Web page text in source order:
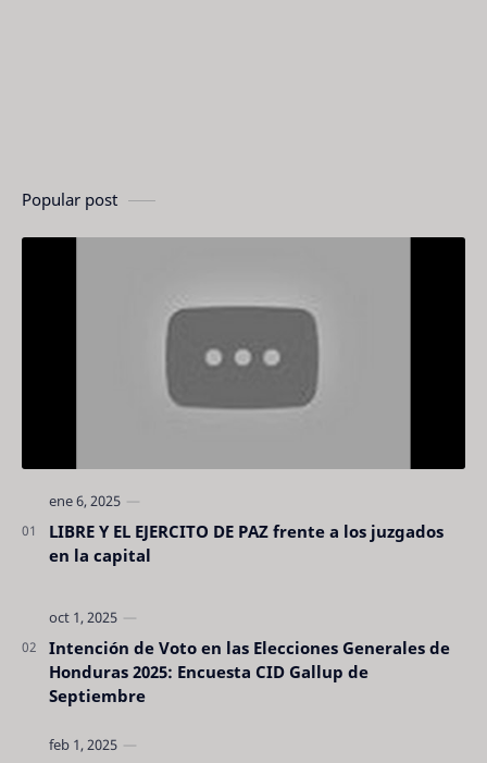
Popular post
LIBRE Y EL EJERCITO DE PAZ frente a los juzgados
en la capital
Intención de Voto en las Elecciones Generales de
Honduras 2025: Encuesta CID Gallup de
Septiembre